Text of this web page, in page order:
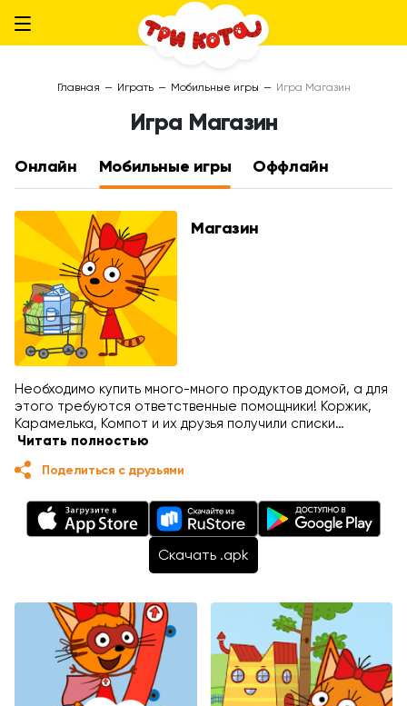
Главная — Играть — Мобильные игры — Игра Магазин
Игра Магазин
Онлайн Мобильные игры Оффлайн
Магазин
Необходимо купить много-много продуктов домой, а для
этого требуются ответственные помощники! Коржик,
Карамелька, Компот и их друзья получили списки…
Читать полностью
Поделиться с друзьями
Cкачать .apk